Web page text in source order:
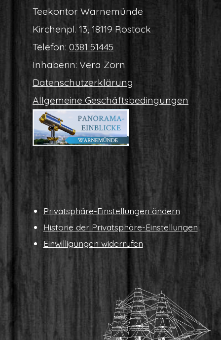
Tee­kon­tor Warnemünde
Kir­chen­pl. 13, 18119 Rostock
Tele­fon: 0381 51445
Inha­be­rin: Vera Zorn
Daten­schutz­er­klä­rung
All­ge­mei­ne Geschäftsbedingungen
Pri­vat­sphä­re-Ein­stel­lun­gen ändern
His­to­rie der Privatsphäre-Einstellungen
Ein­wil­li­gun­gen widerrufen